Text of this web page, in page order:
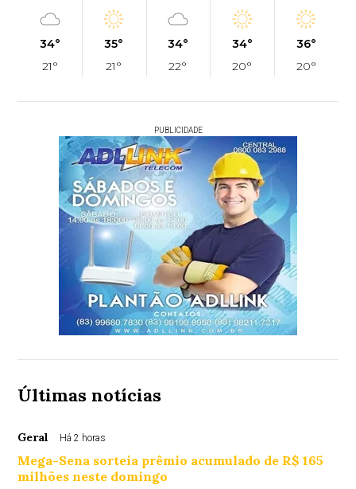
34°
21°
35°
21°
34°
22°
34°
20°
36°
20°
PUBLICIDADE
Últimas notícias
Geral Há 2 horas
Mega-Sena sorteia prêmio acumulado de R$ 165
milhões neste domingo